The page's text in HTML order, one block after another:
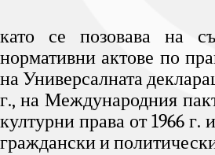
като се позовава на
нормативни актове по
на Универсалната
г., на Международния
културни права от 1966
граждански и